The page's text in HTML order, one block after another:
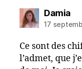
Damiadit :
17
Ce sont des
l’admet, que